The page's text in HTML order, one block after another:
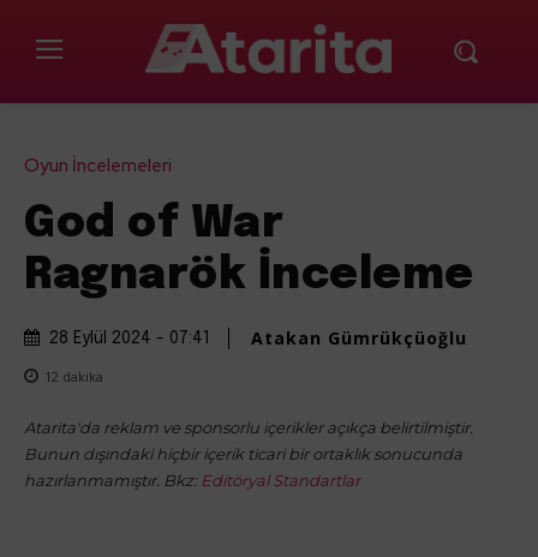
Oyun İncelemeleri
God of War
Ragnarök İnceleme
28 Eylül 2024 - 07:41 Atakan Gümrükçüoğlu
12 dakika
Atarita'da reklam ve sponsorlu içerikler açıkça belirtilmiştir.
Bunun dışındaki hiçbir içerik ticari bir ortaklık sonucunda
hazırlanmamıştır. Bkz: Editöryal Standartlar